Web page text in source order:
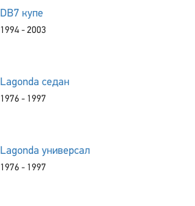
DB7 купе
1994 - 2003
Lagonda седан
1976 - 1997
Lagonda универсал
1976 - 1997